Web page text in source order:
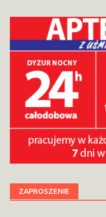
ZAPROSZENIE